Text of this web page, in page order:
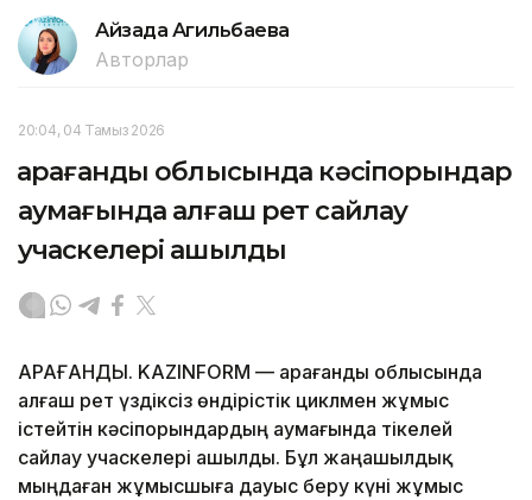
Айзада Агильбаева
Авторлар
20:04, 04 Тамыз 2026
Қарағанды облысында кәсіпорындар
аумағында алғаш рет сайлау
учаскелері ашылды
ҚАРАҒАНДЫ. KAZINFORM — Қарағанды облысында
алғаш рет үздіксіз өндірістік циклмен жұмыс
істейтін кәсіпорындардың аумағында тікелей
сайлау учаскелері ашылды. Бұл жаңашылдық
мыңдаған жұмысшыға дауыс беру күні жұмыс